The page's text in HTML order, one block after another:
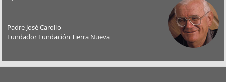
Padre José Carollo
Fundador Fundación Tierra Nueva